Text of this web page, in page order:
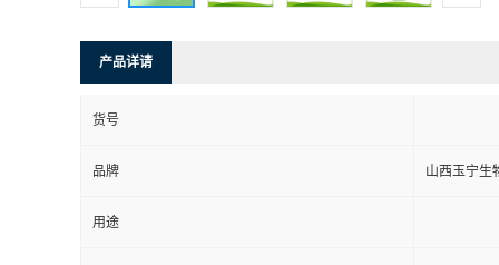
产品详请
货号
品牌 山西玉宁生
用途